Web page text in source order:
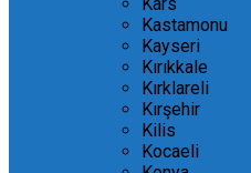
Kastamonu
Kayseri
Kırıkkale
Kırklareli
Kırşehir
Kilis
Kocaeli